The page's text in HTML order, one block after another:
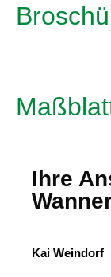
Ihre
Kai Weindorf